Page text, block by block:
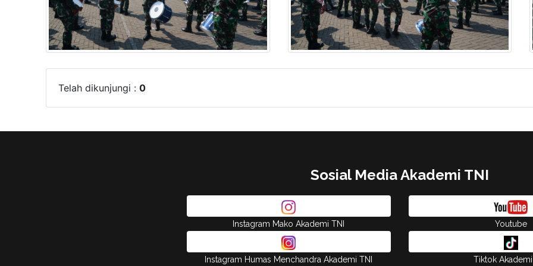
Telah dikunjungi : 0
Sosial Media Akademi TNI
Instagram Mako Akademi TNI Youtube
Instagram Humas Menchandra Akademi TNI Tiktok